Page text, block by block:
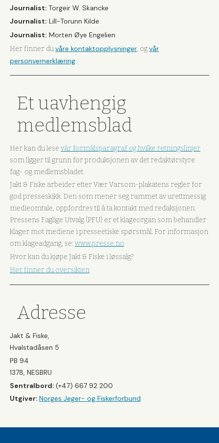
Journalist: Torgeir W. Skancke
Journalist: Lill-Torunn Kilde
Journalist: Morten Øye Engelien
Her finner duvåre kontaktopplysninger, ogvår
personvernerklæring.
Et uavhengig
medlemsblad
Her kan du lese vår formålsparagraf og hvilke retningslinjer
som ligger til grunn for produksjonen av det redaktørstyre
fag- og medlemsbladet.
Jakt & Fiske arbeider etter Vær Varsom-plakatens regler for
god presseskikk. Den som mener seg rammet av urettmessig
medieomtale, oppfordres til å ta kontakt med redaksjonen.
Pressens Faglige Utvalg (PFU) er et klageorgan som behandler
klager mot mediene i presseetiske spørsmål. For informasjon
om klageadgang, se: www.presse.no
Hvor kan du kjøpe Jakt & Fiske i løssalg?
Her finner du oversikten
Adresse
Jakt & Fiske,
Hvalstadåsen 5
PB 94
1378, NESBRU
Sentralbord: (+47) 667 92 200
Utgiver: Norges Jeger- og Fiskerforbund